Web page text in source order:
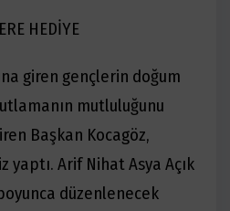
HEDİYE
giren gençlerin doğum
mutluluğunu
Başkan Kocagöz,
Arif Nihat Asya Açık
düzenlenecek